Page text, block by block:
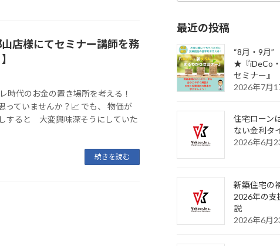
店様にてセミナー講師を務
時代のお金の置き場所を考える！
っていませんか？📈 でも、 物価が
すると 大変興味深そうにしていた
続きを読む
最近の投稿
“8月・9月
★『iDeCo
セミナー』
2026年7月
住宅ローン
ない金利タ
2026年6月
新築住宅の
2026年の支
説
2026年6月